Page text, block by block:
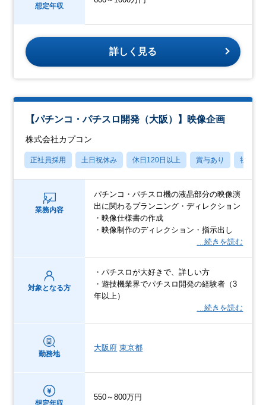
想定年収
詳しく見る
【パチンコ・パチスロ開発（大阪）】映像企画
株式会社カプコン
正社員採用 土日祝休み 休日120日以上 賞与あり 社宅・
業務内容
パチンコ・パチスロ機の液晶部分の映像演
出に関わるプランニング・ディレクション
・映像仕様書の作成
・映像制作のディレクション・指示出し
…続きを読む
対象となる方
・パチスロが大好きで、詳しい方
・遊技機業界でパチスロ開発の経験者（3
年以上）
…続きを読む
勤務地
大阪府 東京都
想定年収
550～800万円